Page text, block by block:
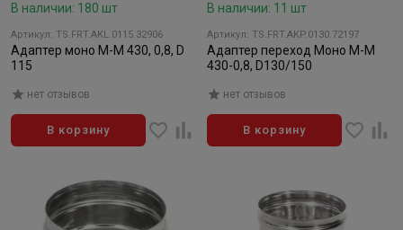
В наличии: 180 шт
Артикул: TS.FRT.AKL.0115.32906
Адаптер моно М-М 430, 0,8, D
115
нет отзывов
В корзину
В наличии: 11 шт
Артикул: TS.FRT.AKP.0130.72197
Адаптер переход Моно М-М
430-0,8, D130/150
нет отзывов
В корзину